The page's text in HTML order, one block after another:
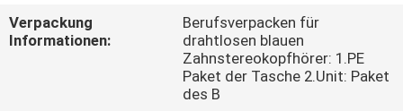
SIE
MIT
Verpackung
Informationen:
Berufsverpacken für
drahtlosen blauen
Zahnstereokopfhörer: 1.PE
Paket der Tasche 2.Unit: Paket
des B